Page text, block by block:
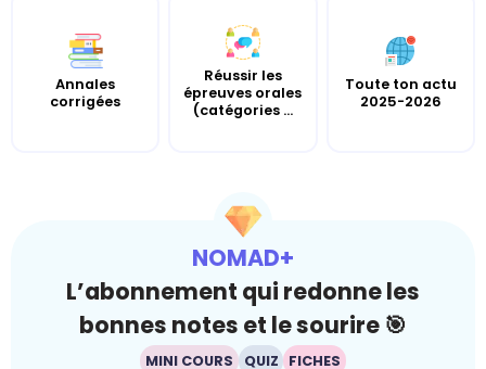
Annales
corrigées
Réussir les
épreuves orales
(catégories ...
Toute ton actu
2025-2026
NOMAD+
L’abonnement qui redonne les
bonnes notes et le sourire 🎯
MINI COURS QUIZ FICHES